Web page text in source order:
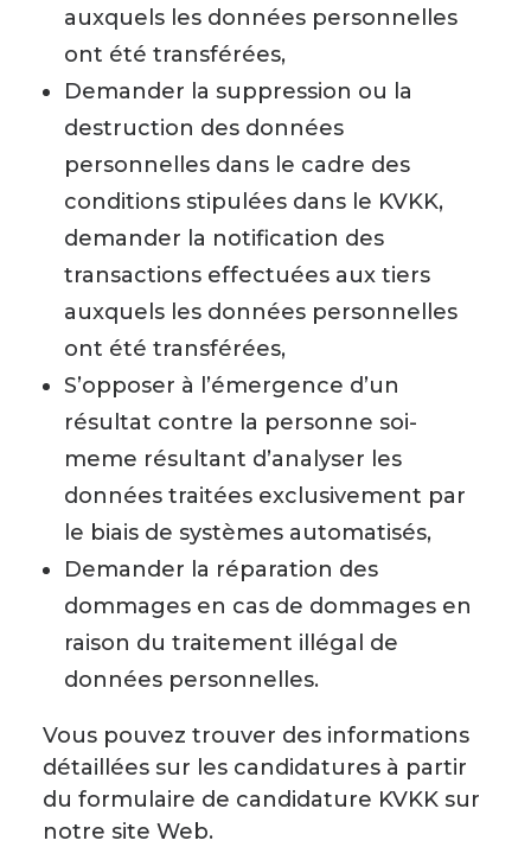
auxquels les données personnelles
ont été transférées,
Demander la suppression ou la
destruction des données
personnelles dans le cadre des
conditions stipulées dans le KVKK,
demander la notification des
transactions effectuées aux tiers
auxquels les données personnelles
ont été transférées,
S’opposer à l’émergence d’un
résultat contre la personne soi-
meme résultant d’analyser les
données traitées exclusivement par
le biais de systèmes automatisés,
Demander la réparation des
dommages en cas de dommages en
raison du traitement illégal de
données personnelles.
Vous pouvez trouver des informations
détaillées sur les candidatures à partir
du formulaire de candidature KVKK sur
notre site Web.